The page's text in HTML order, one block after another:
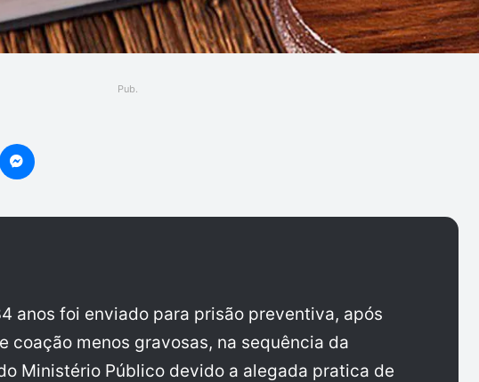
Pub.
anos foi enviado para prisão preventiva, após
coação menos gravosas, na sequência da
Ministério Público devido a alegada pratica de